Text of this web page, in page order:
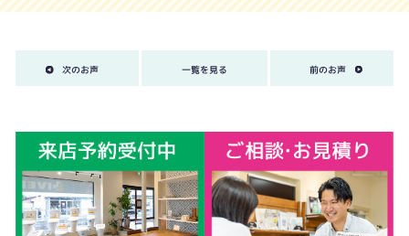
次のお声 一覧を見る 前のお声